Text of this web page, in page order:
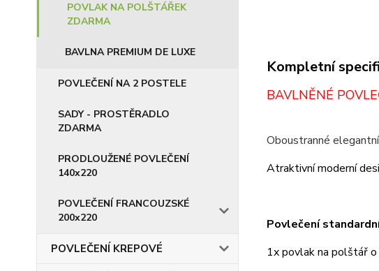
POVLAK NA POLŠTÁŘEK
ZDARMA
BAVLNA PREMIUM DE LUXE
POVLEČENÍ NA 2 POSTELE
SADY - PROSTĚRADLO
ZDARMA
PRODLOUŽENÉ POVLEČENÍ
140x220
POVLEČENÍ FRANCOUZSKÉ
200x220
POVLEČENÍ KREPOVÉ
Kompletní
BAVLNĚNÉ
Oboustranné
Atraktivní moderní
Povlečení
1x povlak na polštář